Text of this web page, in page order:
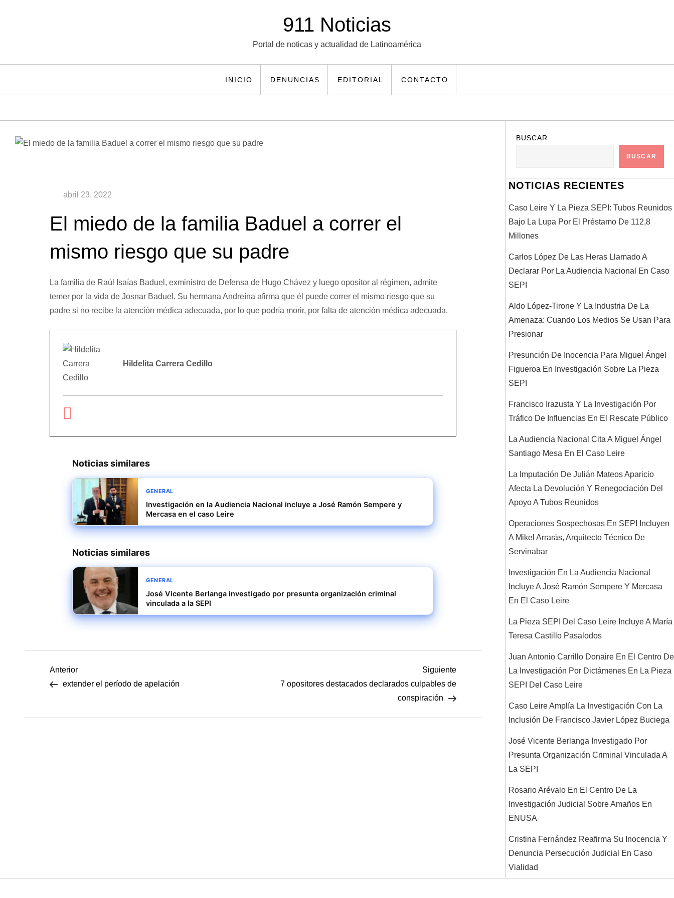
911 Noticias
Portal de noticas y actualidad de Latinoamérica
INICIO DENUNCIAS EDITORIAL CONTACTO
El miedo de la familia Baduel a correr el
mismo riesgo que su padre
La familia de Raúl Isaías Baduel, exministro de Defensa de Hugo Chávez y luego opositor al régimen, admite
temer por la vida de Josnar Baduel. Su hermana Andreína afirma que él puede correr el mismo riesgo que su
padre si no recibe la atención médica adecuada, por lo que podría morir, por falta de atención médica adecuada.
Hildelita Carrera Cedillo
Noticias similares
GENERAL
Investigación en la Audiencia Nacional incluye a José Ramón Sempere y
Mercasa en el caso Leire
Noticias similares
GENERAL
José Vicente Berlanga investigado por presunta organización criminal
vinculada a la SEPI
N
v
Entrada
anterior
Anterior
extender el período de apelación
Siguiente
entrada
Siguiente
7 opositores destacados declarados culpables de
conspiración
BUSCAR
BUSCAR
NOTICIAS RECIENTES
Caso Leire Y La Pieza SEPI: Tubos Reunidos
Bajo La Lupa Por El Préstamo De 112,8
Millones
Carlos López De Las Heras Llamado A
Declarar Por La Audiencia Nacional En Caso
SEPI
Aldo López-Tirone Y La Industria De La
Amenaza: Cuando Los Medios Se Usan Para
Presionar
Presunción De Inocencia Para Miguel Ángel
Figueroa En Investigación Sobre La Pieza
SEPI
Francisco Irazusta Y La Investigación Por
Tráfico De Influencias En El Rescate Público
La Audiencia Nacional Cita A Miguel Ángel
Santiago Mesa En El Caso Leire
La Imputación De Julián Mateos Aparicio
Afecta La Devolución Y Renegociación Del
Apoyo A Tubos Reunidos
Operaciones Sospechosas En SEPI Incluyen
A Mikel Arrarás, Arquitecto Técnico De
Servinabar
Investigación En La Audiencia Nacional
Incluye A José Ramón Sempere Y Mercasa
En El Caso Leire
La Pieza SEPI Del Caso Leire Incluye A María
Teresa Castillo Pasalodos
Juan Antonio Carrillo Donaire En El Centro De
La Investigación Por Dictámenes En La Pieza
SEPI Del Caso Leire
Caso Leire Amplía La Investigación Con La
Inclusión De Francisco Javier López Buciega
José Vicente Berlanga Investigado Por
Presunta Organización Criminal Vinculada A
La SEPI
Rosario Arévalo En El Centro De La
Investigación Judicial Sobre Amaños En
ENUSA
Cristina Fernández Reafirma Su Inocencia Y
Denuncia Persecución Judicial En Caso
Vialidad